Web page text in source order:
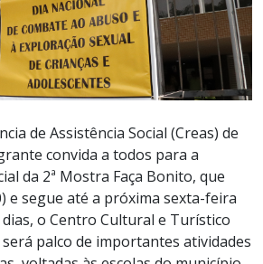
de Assistência Social (Creas) de
convida a todos para a
da 2ª Mostra Faça Bonito, que
e segue até a próxima sexta-feira
o Centro Cultural e Turístico
palco de importantes atividades